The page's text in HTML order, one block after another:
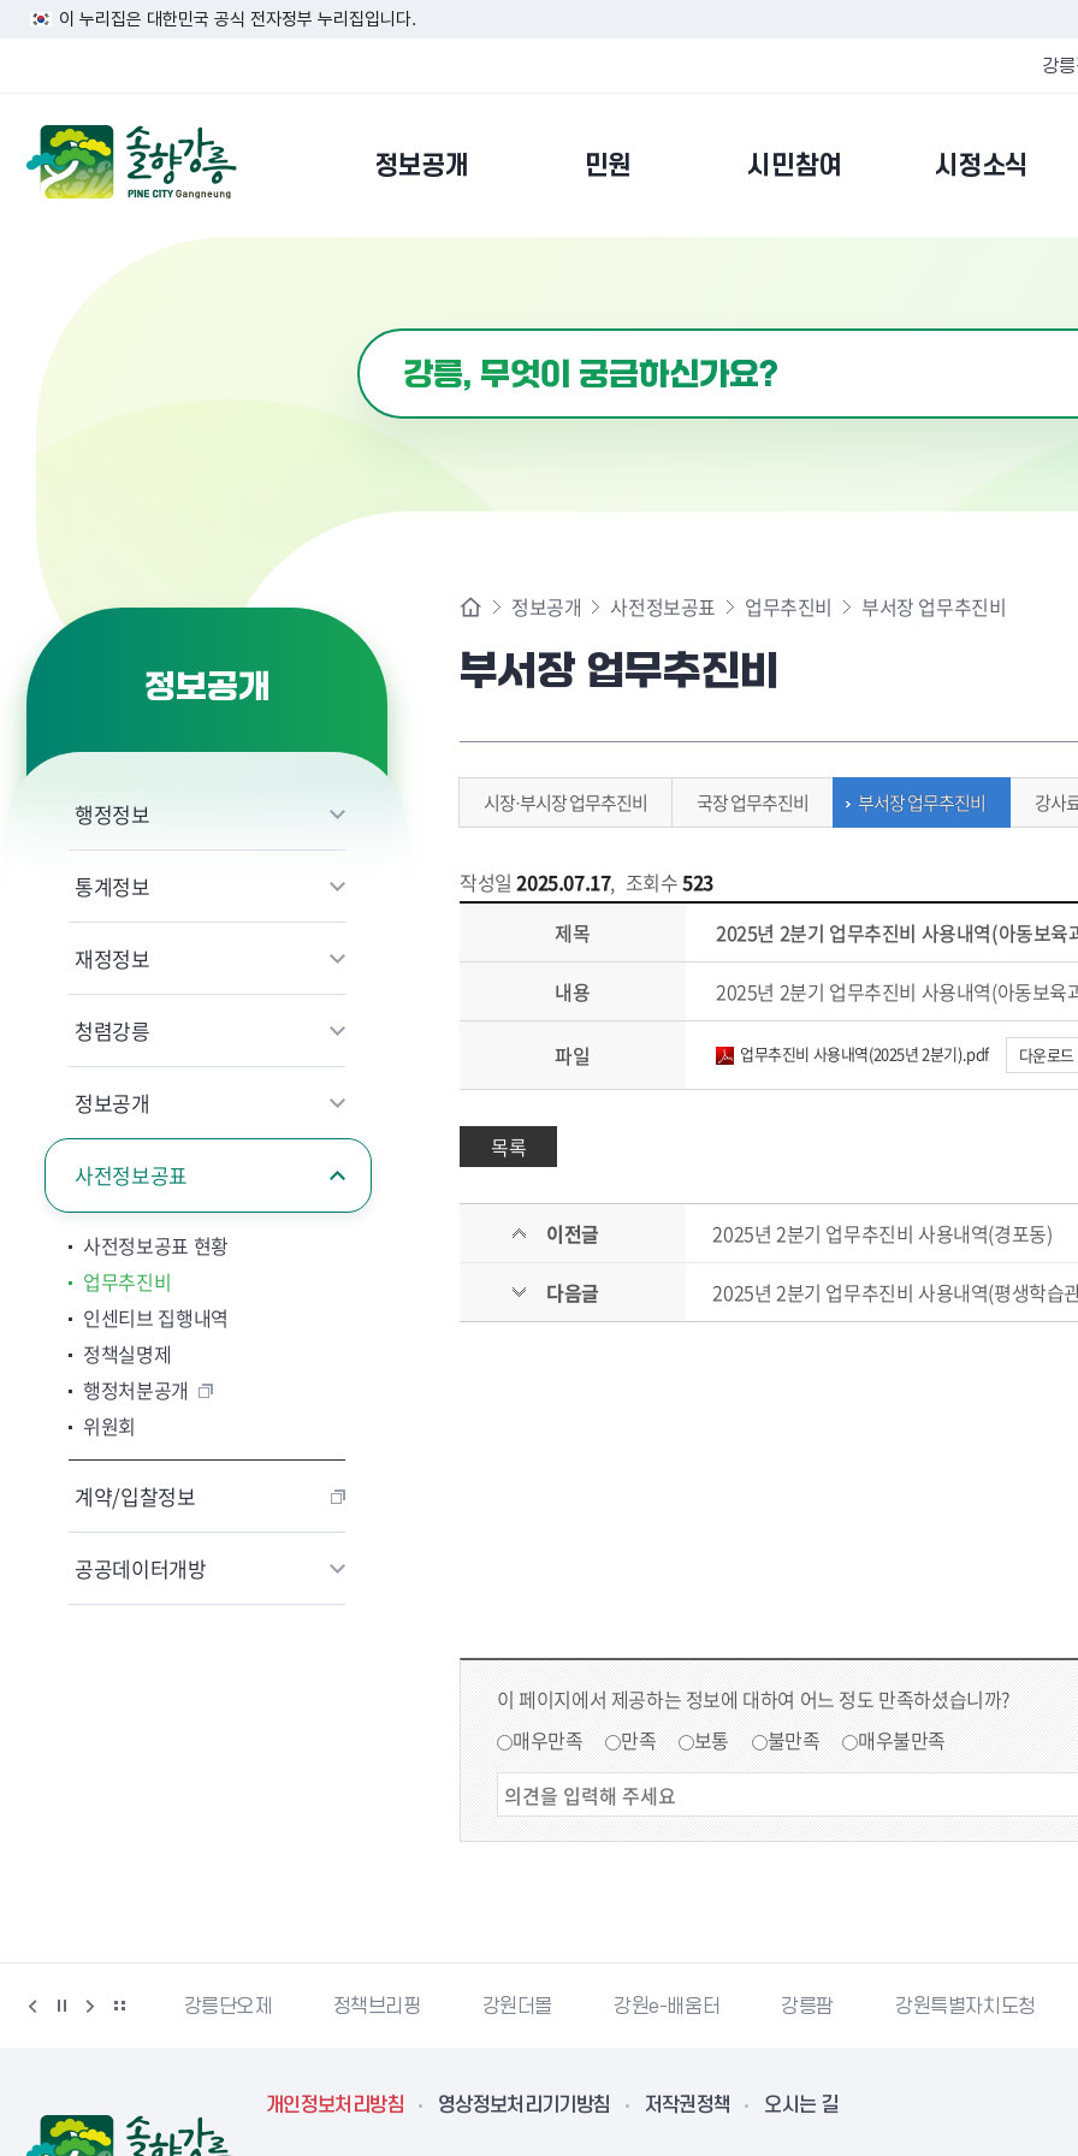
이 누리집은 대한민국 공식 전자정부 누리집입니다.
강
정보공개 민원 시민참여 시정소식
정보공개
행정정보
통계정보
재정정보
청렴강릉
정보공개
사전정보공표
사전정보공표 현황
업무추진비
인센티브 집행내역
정책실명제
행정처분공개
위원회
계약/입찰정보
공공데이터개방
정보공개 사전정보공표 업무추진비 부서장 업무추진비
부서장 업무추진비
시장·부시장 업무추진비 국장 업무추진비 부서장 업무추진비 강사
작성일2025.07.17, 조회수523
제목
2025년 2분기 업무추진비 사용내역(아동보육
내용 2025년 2분기 업무추진비 사용내역(아동보육
파일 업무추진비 사용내역(2025년 2분기).pdf 다운로드
목록
이전글 2025년 2분기 업무추진비 사용내역(경포동)
다음글 2025년 2분기 업무추진비 사용내역(평생학습
이 페이지에서 제공하는 정보에 대하여 어느 정도 만족하셨습니까?
매우만족
만족 보통 불만족 매우불만족
강릉생태관광 강릉단오제 정책브리핑 강원더몰 강원e-배움터 강릉팜 강원특별자치도청
개인정보처리방침 영상정보처리기기방침 저작권정책 오시는 길